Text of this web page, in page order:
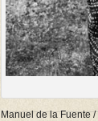
Manuel de la Fuente